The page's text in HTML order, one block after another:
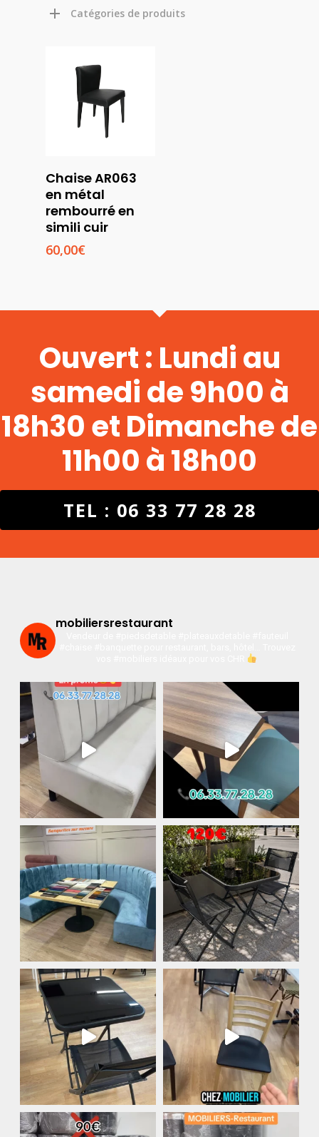
Catégories de produits
Ajouter
Au
Panier
Chaise AR063
en métal
rembourré en
simili cuir
60,00€
Ouvert : Lundi au
samedi de 9h00 à
18h30 et Dimanche de
11h00 à 18h00
TEL : 06 33 77 28 28
mobiliersrestaurant